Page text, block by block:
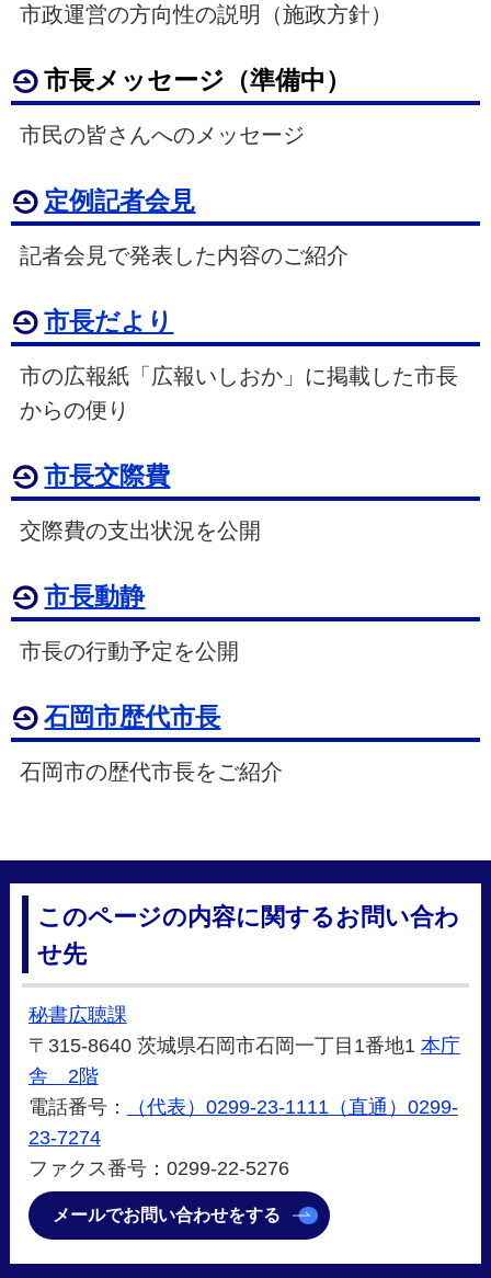
市政運営の方向性の説明（施政方針）
市長メッセージ（準備中）
市民の皆さんへのメッセージ
定例記者会見
記者会見で発表した内容のご紹介
市長だより
市の広報紙「広報いしおか」に掲載した市長
からの便り
市長交際費
交際費の支出状況を公開
市長動静
市長の行動予定を公開
石岡市歴代市長
石岡市の歴代市長をご紹介
このページの内容に関するお問い合わ
せ先
秘書広聴課
〒315-8640 茨城県石岡市石岡一丁目1番地1 本庁
舎 2階
電話番号：
（代表）0299-23-1111（直通）0299-
23-7274
ファクス番号：0299-22-5276
メールでお問い合わせをする